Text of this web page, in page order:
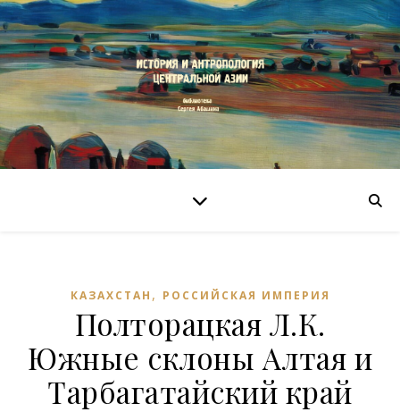
КАЗАХСТАН , РОССИЙСКАЯ ИМПЕРИЯ
Полторацкая Л.К.
Южные склоны Алтая и
Тарбагатайский край